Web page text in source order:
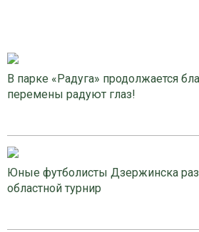
В парке «Радуга» продолжается
перемены радуют глаз!
Юные футболисты Дзержинска
областной турнир